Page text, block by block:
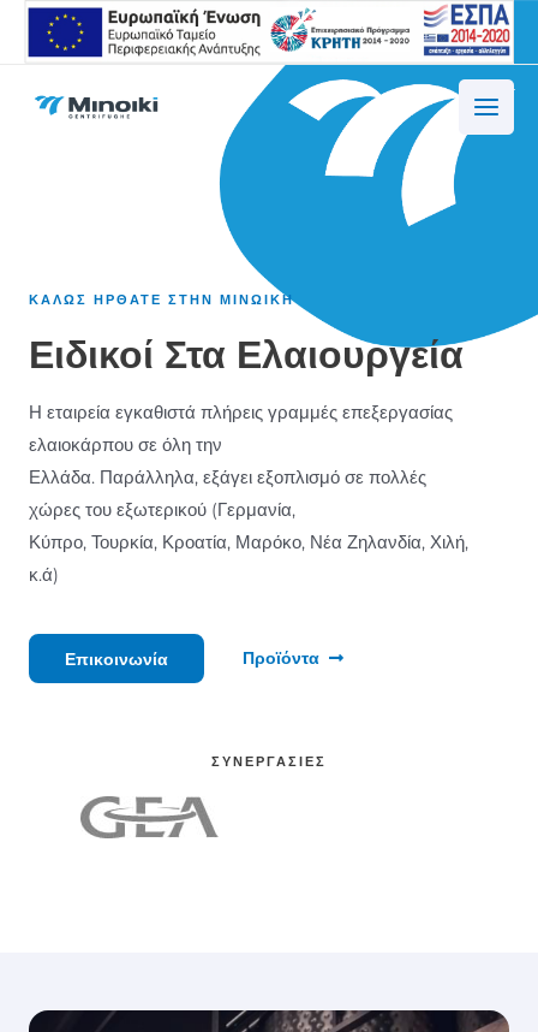
ΚΑΛΩΣ ΗΡΘΑΤΕ ΣΤΗΝ ΜΙΝΩΙΚΗ
Ειδικοί Στα Ελαιουργεία
Η εταιρεία εγκαθιστά πλήρεις γραμμές επεξεργασίας
ελαιοκάρπου σε όλη την
Ελλάδα. Παράλληλα, εξάγει εξοπλισμό σε πολλές
χώρες του εξωτερικού (Γερμανία,
Κύπρο, Τουρκία, Κροατία, Μαρόκο, Νέα Ζηλανδία, Χιλή,
κ.ά)
Επικοινωνία Προϊόντα
ΣΥΝΕΡΓΑΣΙΕΣ